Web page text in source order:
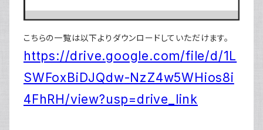
こちらの一覧は以下よりダウンロードしていただけます。
https://drive.google.com/file/d/1L
SWFoxBiDJQdw-NzZ4w5WHios8i
4FhRH/view?usp=drive_link